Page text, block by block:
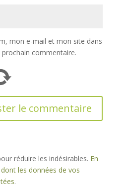
mon e-mail et mon site dans
commentaire.
réduire les indésirables. En
les données de vos
.